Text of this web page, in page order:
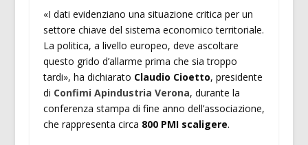
«I dati evidenziano una situazione critica per un
settore chiave del sistema economico territoriale.
La politica, a livello europeo, deve ascoltare
questo grido d’allarme prima che sia troppo
tardi», ha dichiarato Claudio Cioetto, presidente
di Confimi Apindustria Verona, durante la
conferenza stampa di fine anno dell’associazione,
che rappresenta circa 800 PMI scaligere.